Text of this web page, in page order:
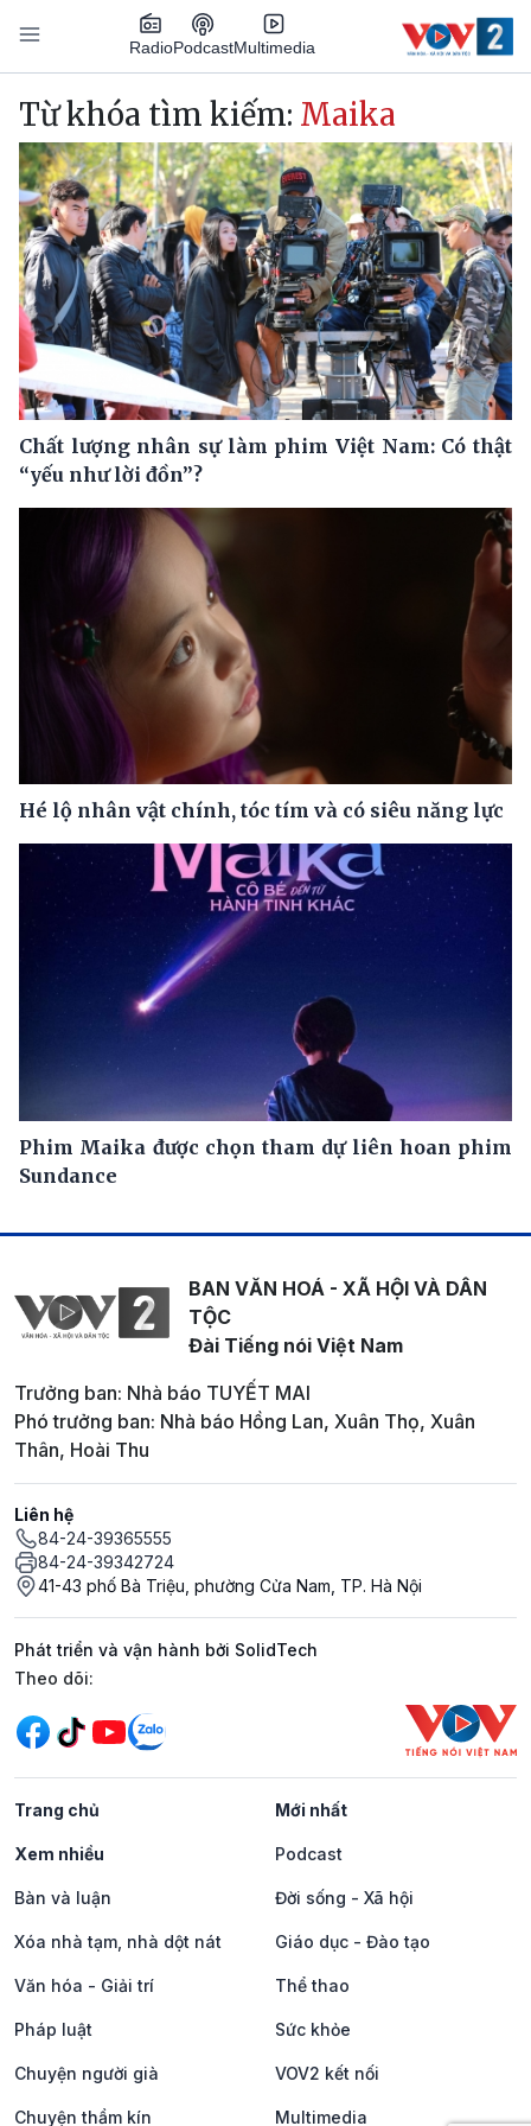
Nhảy đến nội dung
RadioPodcastMultimedia
Main navigation
Từ khóa tìm kiếm: Maika
Chất lượng nhân sự làm phim Việt Nam: Có thật
“yếu như lời đồn”?
Hé lộ nhân vật chính, tóc tím và có siêu năng lực
Phim Maika được chọn tham dự liên hoan phim
Sundance
BAN VĂN HOÁ - XÃ HỘI VÀ DÂN
TỘC
Đài Tiếng nói Việt Nam
Trưởng ban: Nhà báo TUYẾT MAI
Phó trưởng ban: Nhà báo Hồng Lan, Xuân Thọ, Xuân
Thân, Hoài Thu
Liên hệ
84-24-39365555
84-24-39342724
41-43 phố Bà Triệu, phường Cửa Nam, TP. Hà Nội
Phát triển và vận hành bởi SolidTech
Mạng xã hội
Theo dõi:
Trang chủ Mới nhất
Xem nhiều Podcast
Bàn và luận Đời sống - Xã hội
Xóa nhà tạm, nhà dột nát Giáo dục - Đào tạo
Văn hóa - Giải trí Thể thao
Pháp luật Sức khỏe
Chuyện người già VOV2 kết nối
Chuyện thầm kín Multimedia